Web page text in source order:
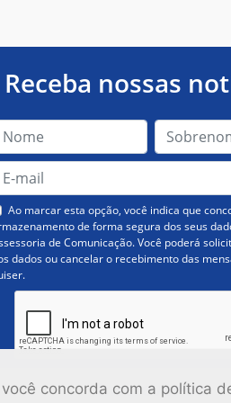
concorda com a política
Receba nossas
Ao marcar esta opção, você indica que
de forma segura dos seus
de Comunicação. Você poderá
dados ou cancelar o recebimento das
Inscrever-se